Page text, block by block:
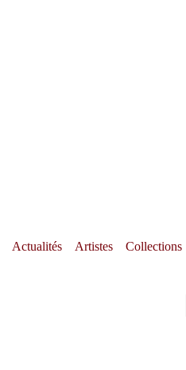
Actualités Artistes Collections